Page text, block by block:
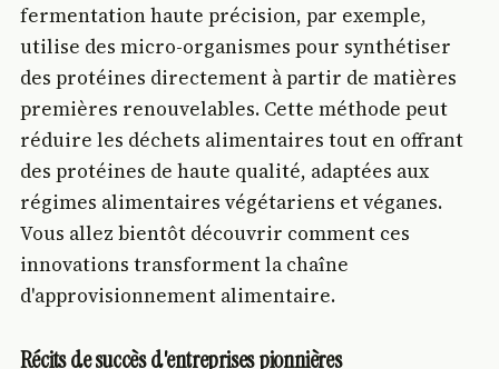
fermentation haute précision, par exemple,
utilise des micro-organismes pour synthétiser
des protéines directement à partir de matières
premières renouvelables. Cette méthode peut
réduire les déchets alimentaires tout en offrant
des protéines de haute qualité, adaptées aux
régimes alimentaires végétariens et véganes.
Vous allez bientôt découvrir comment ces
innovations transforment la chaîne
d'approvisionnement alimentaire.
Récits de succès d'entreprises pionnières